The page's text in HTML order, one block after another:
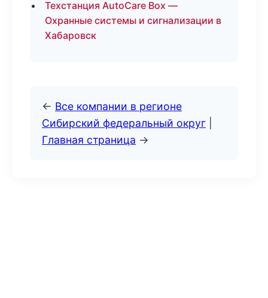
Техстанция AutoCare Box —
Охранные системы и сигнализации в
Хабаровск
← Все компании в регионе
Сибирский федеральный округ
Главная страница →